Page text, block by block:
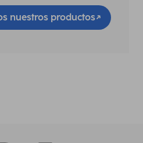
nuestros productos